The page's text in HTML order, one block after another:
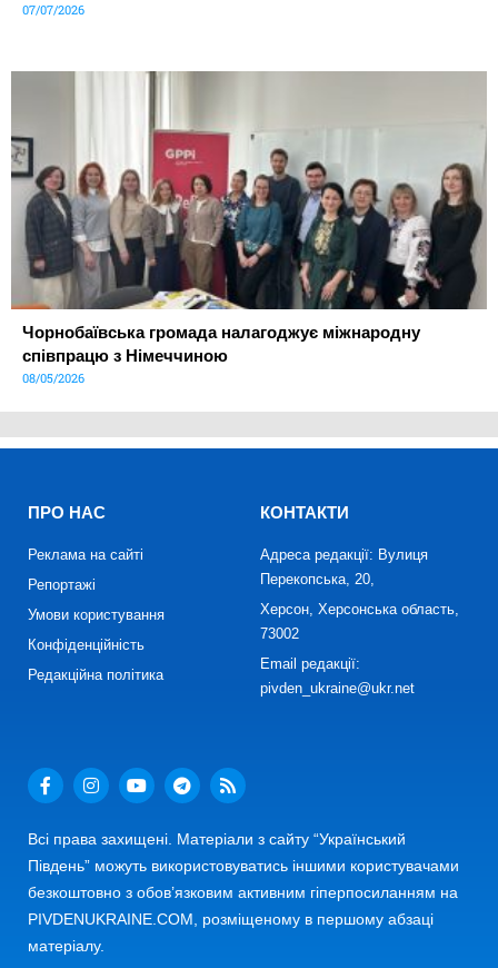
07/07/2026
Чорнобаївська громада налагоджує міжнародну
співпрацю з Німеччиною
08/05/2026
ПРО НАС
Реклама на сайті
Репортажі
Умови користування
Конфіденційність
Редакційна політика
КОНТАКТИ
Адреса редакції: Вулиця
Перекопська, 20,
Херсон, Херсонська область,
73002
Email редакції:
pivden_ukraine@ukr.net
Всі права захищені. Матеріали з сайту “Український
Південь” можуть використовуватись іншими користувачами
безкоштовно з обов’язковим активним гіперпосиланням на
PIVDENUKRAINE.COM, розміщеному в першому абзаці
матеріалу.